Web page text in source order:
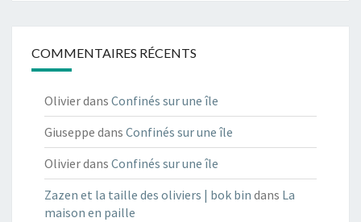
COMMENTAIRES RÉCENTS
Olivierdans Confinés sur une île
Giuseppe dans Confinés sur une île
Olivierdans Confinés sur une île
Zazen et la taille des oliviers | bok bin dans La
maison en paille